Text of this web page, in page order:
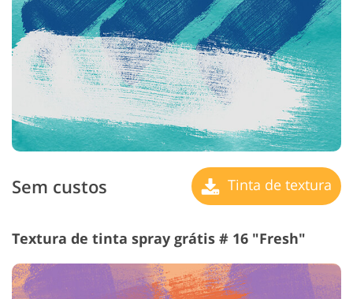
Sem custos Tinta de textura
Textura de tinta spray grátis # 16 "Fresh"